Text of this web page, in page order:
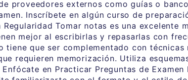
proveedores externos como guías o
Inscríbete en algún curso de
Regularidad Tomar notas es una
mejor al escribirlas y repasarlas con
tiene que ser complementado con
requieren memorización. Utiliza
en Practicar Preguntas de